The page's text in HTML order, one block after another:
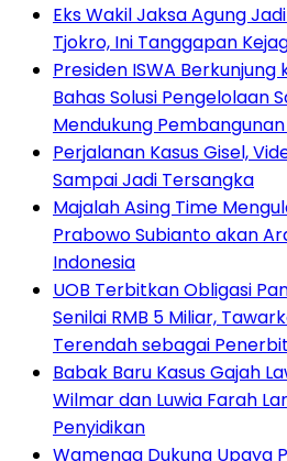
Eks Wakil Jaksa Agung
Tjokro, Ini Tanggapan
Presiden ISWA Berkunjung
Bahas Solusi Pengelolaan
Mendukung
Perjalanan Kasus Gisel,
Sampai Jadi Tersangka
Majalah Asing Time
Prabowo Subianto akan
Indonesia
UOB Terbitkan Obligasi
Senilai RMB 5 Miliar,
Terendah sebagai
Babak Baru Kasus Gajah
Wilmar dan Luwia Farah
Penyidikan
Wamenag Dukung Upaya